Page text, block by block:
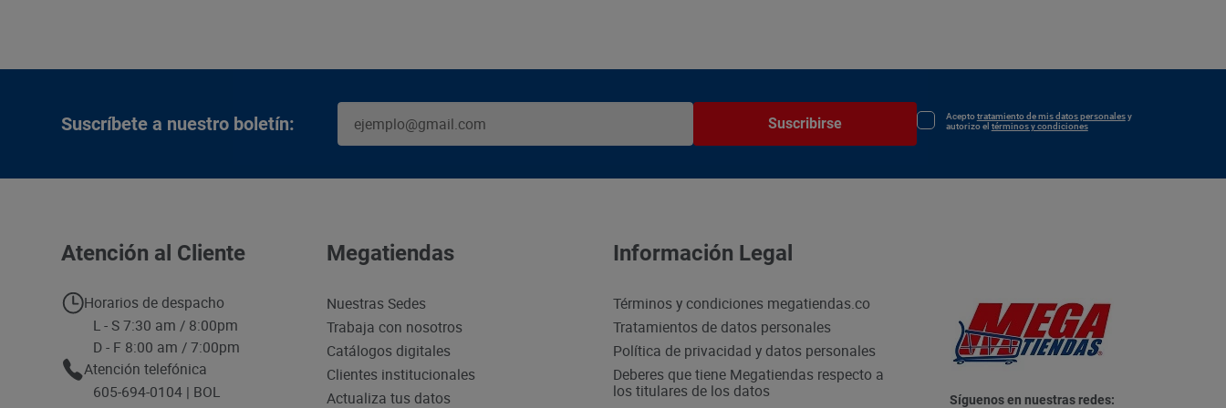
Suscríbete a nuestro boletín: Suscribirse Aceptotratamiento de mis datos personalesy
autorizo el términos y condiciones
Atención al Cliente
Horarios de despacho
L - S 7:30 am / 8:00pm
D - F 8:00 am / 7:00pm
Atención telefónica
605-694-0104 | BOL
Megatiendas
Nuestras Sedes
Trabaja con nosotros
Catálogos digitales
Clientes institucionales
Actualiza tus datos
Información Legal
Términos y condiciones megatiendas.co
Tratamientos de datos personales
Política de privacidad y datos personales
Deberes que tiene Megatiendas respecto a
los titulares de los datos
Síguenos en nuestras redes: